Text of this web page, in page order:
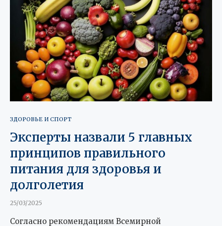
ЗДОРОВЬЕ И СПОРТ
Эксперты назвали 5 главных
принципов правильного
питания для здоровья и
долголетия
25/03/2025
Согласно рекомендациям Всемирной